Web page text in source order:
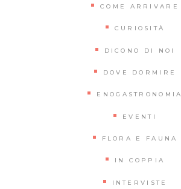
COME ARRIVARE
CURIOSITÀ
DICONO DI NOI
DOVE DORMIRE
ENOGASTRONOMIA
EVENTI
FLORA E FAUNA
IN COPPIA
INTERVISTE